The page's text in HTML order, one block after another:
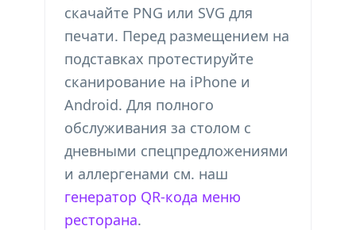
скачайте PNG или SVG для
печати. Перед размещением на
подставках протестируйте
сканирование на iPhone и
Android. Для полного
обслуживания за столом с
дневными спецпредложениями
и аллергенами см. наш
генератор QR-кода меню
ресторана.